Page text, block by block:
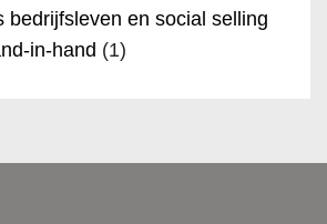
bedrijfsleven en social selling
in-hand (1)